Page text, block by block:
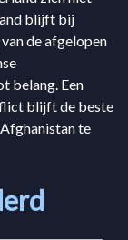
blijft bij
de afgelopen
belang. Een
blijft de beste
te